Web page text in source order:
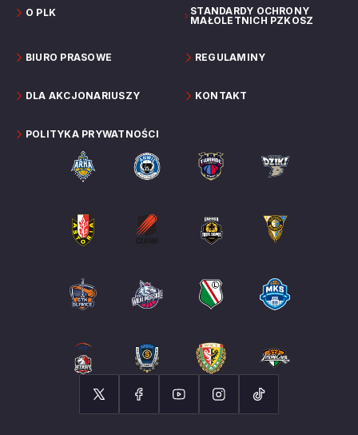
O PLK
STANDARDY OCHRONY
MAŁOLETNICH PZKOSZ
BIURO PRASOWE REGULAMINY
DLA AKCJONARIUSZY KONTAKT
POLITYKA PRYWATNOŚCI